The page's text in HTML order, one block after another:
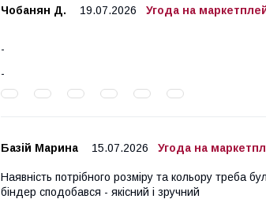
Чобанян Д. 19.07.2026 Угода на
Базій Марина 15.07.2026 Угода на
Наявність потрібного розміру та кольору треба
біндер сподобався - якісний і зручний